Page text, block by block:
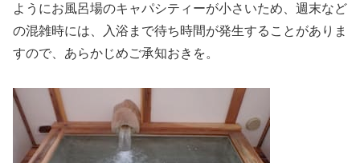
ようにお風呂場のキャパシティーが小さいため、週末など
の混雑時には、入浴まで待ち時間が発生することがありま
すので、あらかじめご承知おきを。